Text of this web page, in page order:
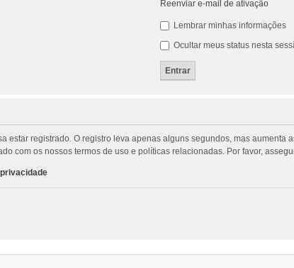
Reenviar e-mail de ativação
Lembrar minhas informações
Ocultar meus status nesta
estar registrado. O registro leva apenas alguns segundos, mas
com os nossos termos de uso e políticas relacionadas. Por favor,